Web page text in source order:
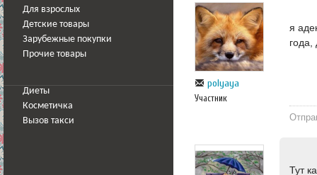
Для взрослых
Детские товары
Зарубежные покупки
Прочие товары
Диеты
Косметичка
Вызов такси
polyaya
Участник
я
года,
Тут